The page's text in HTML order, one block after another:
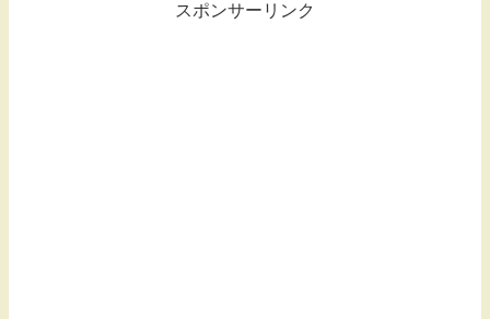
スポンサーリンク